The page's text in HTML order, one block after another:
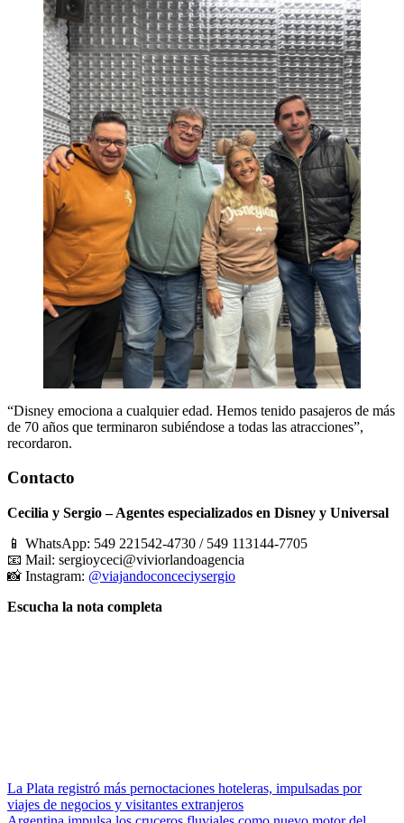
“Disney emociona a cualquier edad. Hemos tenido pasajeros de más
de 70 años que terminaron subiéndose a todas las atracciones”,
recordaron.
Contacto
Cecilia y Sergio – Agentes especializados en Disney y Universal
📱 WhatsApp: 549 221542-4730 / 549 113144-7705
📧 Mail: sergioyceci@viviorlandoagencia
📸 Instagram: @viajandoconceciysergio
Escucha la nota completa
Navegación
de
La Plata registró más pernoctaciones hoteleras, impulsadas por
viajes de negocios y visitantes extranjeros